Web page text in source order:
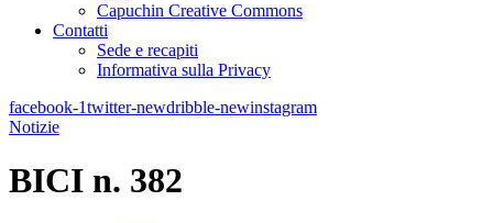
Capuchin Creative Commons
Contatti
Sede e recapiti
Informativa sulla Privacy
facebook-1twitter-newdribble-newinstagram
Notizie
BICI n. 382